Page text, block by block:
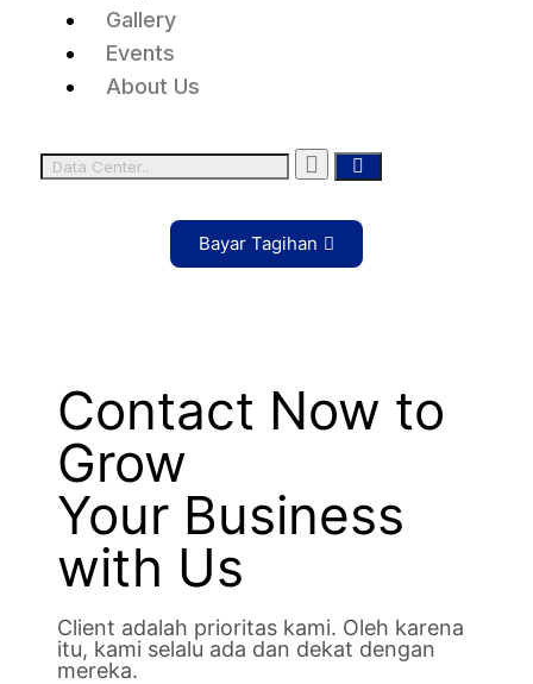
Gallery
Events
About Us
Bayar Tagihan
Contact Now to
Grow
Your Business
with Us
Client adalah prioritas kami. Oleh karena
itu, kami selalu ada dan dekat dengan
mereka.